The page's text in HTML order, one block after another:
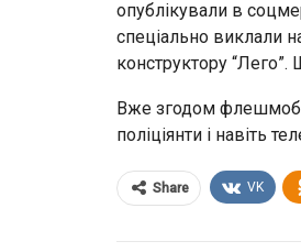
опублікували в
спеціально виклали
конструктору “Лего”.
Вже згодом флешмоб
поліціянти і навіть
Share VK